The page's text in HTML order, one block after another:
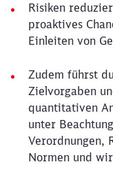
Risiken
proaktives
Einleiten von
Zudem führst
Zielvorgaben
quantitativen
unter
Verordnungen,
Normen und